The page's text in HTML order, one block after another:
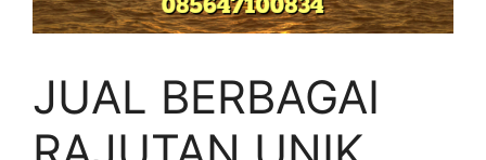
JUAL BERBAGAI